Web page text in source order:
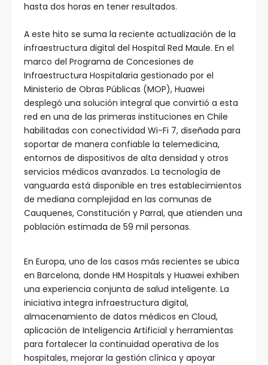
hasta dos horas en tener resultados.
A este hito se suma la reciente actualización de la
infraestructura digital del Hospital Red Maule. En el
marco del Programa de Concesiones de
Infraestructura Hospitalaria gestionado por el
Ministerio de Obras Públicas (MOP), Huawei
desplegó una solución integral que convirtió a esta
red en una de las primeras instituciones en Chile
habilitadas con conectividad Wi-Fi 7, diseñada para
soportar de manera confiable la telemedicina,
entornos de dispositivos de alta densidad y otros
servicios médicos avanzados. La tecnología de
vanguarda está disponible en tres establecimientos
de mediana complejidad en las comunas de
Cauquenes, Constitución y Parral, que atienden una
población estimada de 59 mil personas.
En Europa, uno de los casos más recientes se ubica
en Barcelona, donde HM Hospitals y Huawei exhiben
una experiencia conjunta de salud inteligente. La
iniciativa integra infraestructura digital,
almacenamiento de datos médicos en Cloud,
aplicación de Inteligencia Artificial y herramientas
para fortalecer la continuidad operativa de los
hospitales, mejorar la gestión clínica y apoyar